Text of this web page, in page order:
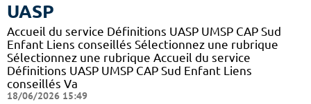
UASP
Accueil du service Définitions UASP UMSP CAP Sud
Enfant Liens conseillés Sélectionnez une rubrique
Sélectionnez une rubrique Accueil du service
Définitions UASP UMSP CAP Sud Enfant Liens
conseillés Va
18/06/2026 15:49